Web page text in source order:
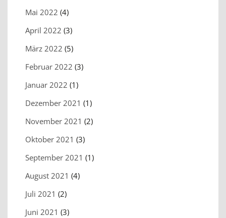
Mai 2022 (4)
April 2022 (3)
März 2022 (5)
Februar 2022 (3)
Januar 2022 (1)
Dezember 2021 (1)
November 2021 (2)
Oktober 2021 (3)
September 2021 (1)
August 2021 (4)
Juli 2021 (2)
Juni 2021 (3)